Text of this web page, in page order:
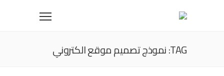
TAG: نموذج تصميم موقع الكتروني